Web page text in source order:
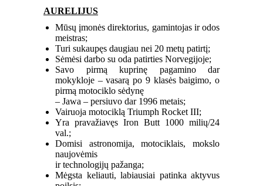
AURELIJUS
Mūsų įmonės direktorius, gamintojas ir odos
meistras;
Turi sukaupęs daugiau nei 20 metų patirtį;
Sėmėsi darbo su oda patirties Norvegijoje;
Savo pirmą kuprinę pagamino dar
mokykloje – vasarą po 9 klasės baigimo, o
pirmą motociklo sėdynę
– Jawa – persiuvo dar 1996 metais;
Vairuoja motociklą Triumph Rocket III;
Yra pravažiavęs Iron Butt 1000 milių/24
val.;
Domisi astronomija, motociklais, mokslo
naujovėmis
ir technologijų pažanga;
Mėgsta keliauti, labiausiai patinka aktyvus